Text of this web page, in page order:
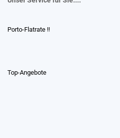
Porto-Flatrate !!
Top-Angebote